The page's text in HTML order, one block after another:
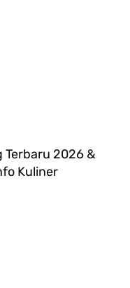
Terbaru 2026 &
Kuliner